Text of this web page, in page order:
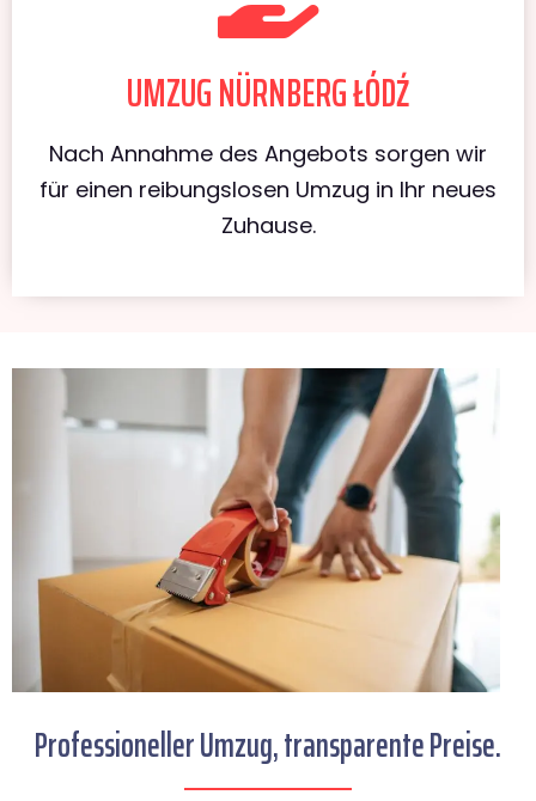
UMZUG NÜRNBERG ŁÓDŹ
Nach Annahme des Angebots sorgen wir
für einen reibungslosen Umzug in Ihr neues
Zuhause.
Professioneller Umzug, transparente Preise.